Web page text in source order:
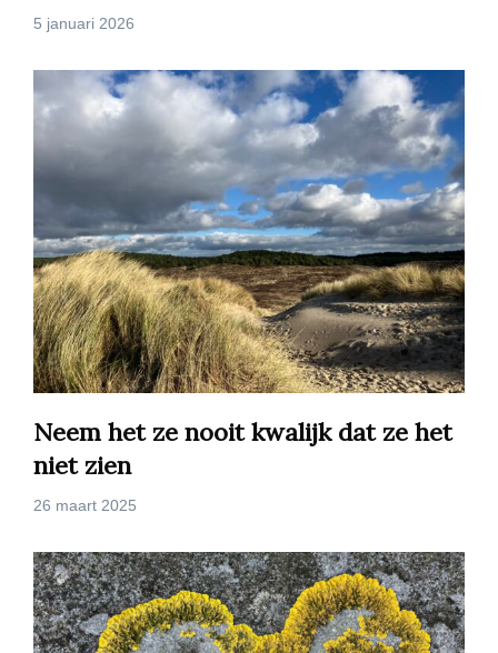
5 januari 2026
Neem het ze nooit kwalijk dat ze het
niet zien
26 maart 2025